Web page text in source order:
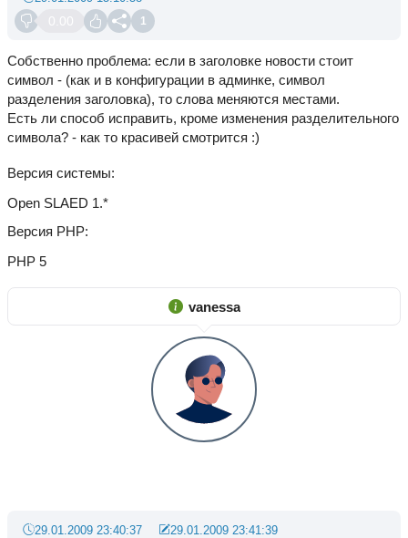
0.00 1
Собственно проблема: если в заголовке новости стоит
символ - (как и в конфигурации в админке, символ
разделения заголовка), то слова меняются местами.
Есть ли способ исправить, кроме изменения разделительного
символа? - как то красивей смотрится :)
Версия системы
Open SLAED 1.*
Версия PHP
PHP 5
vanessa
29.01.2009 23:40:37 29.01.2009 23:41:39